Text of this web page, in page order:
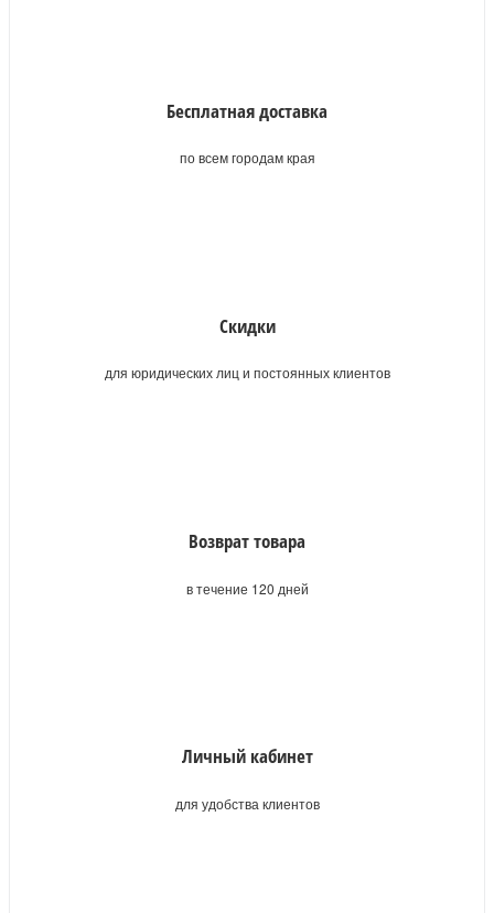
Бесплатная доставка
по всем городам края
Скидки
для юридических лиц и постоянных клиентов
Возврат товара
в течение 120 дней
Личный кабинет
для удобства клиентов